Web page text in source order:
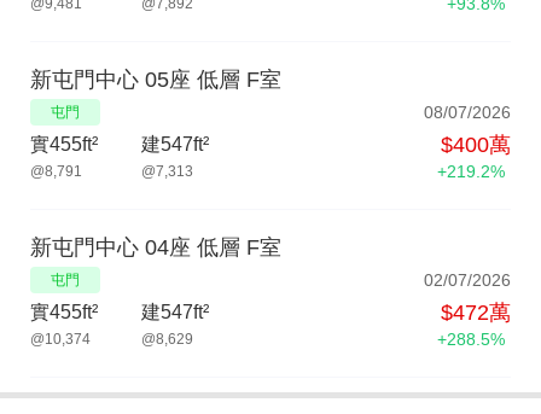
@9,481 @7,892
08/07/2026
屯門
新屯門中心 05座 低層 F室
$400萬
實455ft²
@8,791
建547ft²
@7,313 +219.2%
02/07/2026
屯門
新屯門中心 04座 低層 F室
$472萬
實455ft²
@10,374
建547ft²
@8,629 +288.5%